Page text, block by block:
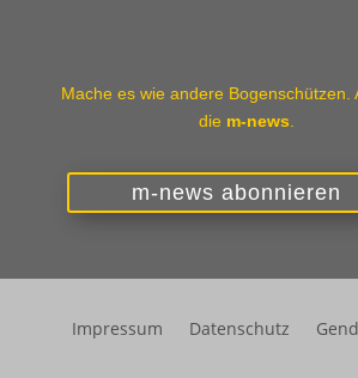
Mache es wie andere Bogenschützen.
die m-news.
m-news abonnieren
Impressum Datenschutz